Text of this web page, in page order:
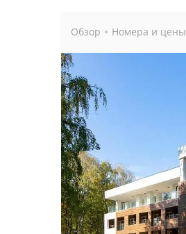
Обзор Номера и цены